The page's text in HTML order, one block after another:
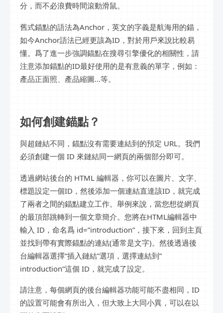
分，而不必浪費時間滾動滑鼠。
舊式錨點的語法為Anchor，英文的字義是航海用的錨，
如今Anchor語法已經更該為ID，對於用戶來說比較易
懂。爲了進一步強調錨點在搜尋引擎優化的相關性，請
注意添加錨點的ID最好使用的是有意義的單字，例如：
產品正面照、產品縮圖...等。
如何創建錨點？
與超鏈結不同，錨點沒有需要連結到的預定 URL。我們
必須創建一個 ID 來鏈結同一網頁的兩個部分即可。
透過網站後台的 HTML 編輯器，你可以在圖片、文字、
標題設定一個ID，然後添加一個連結直達該ID，就完成
了兩者之間的錨點建立工作。舉例來說，當您想從網頁
的最頂部跳轉到一個文章簡介。您將在HTML編輯器中
輸入 ID，命名爲 id=”introduction”，接下來，回到主頁
並找到帶有實際錨點的連結(通常是文字)。然後透過後
台編輯器選擇“插入鏈結”選項，選擇連結到”
introduction”這個 ID，就完成了設定。
請注意，每個網頁的後台編輯器功能可能不盡相同，ID
的設置可能會有所出入，但大致上大同小異，可以在以